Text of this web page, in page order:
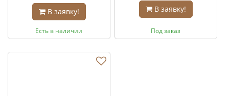
В заявку!
Есть в наличии
В заявку!
Под заказ